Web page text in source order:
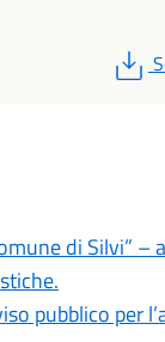
di Silvi” –
pubblico per